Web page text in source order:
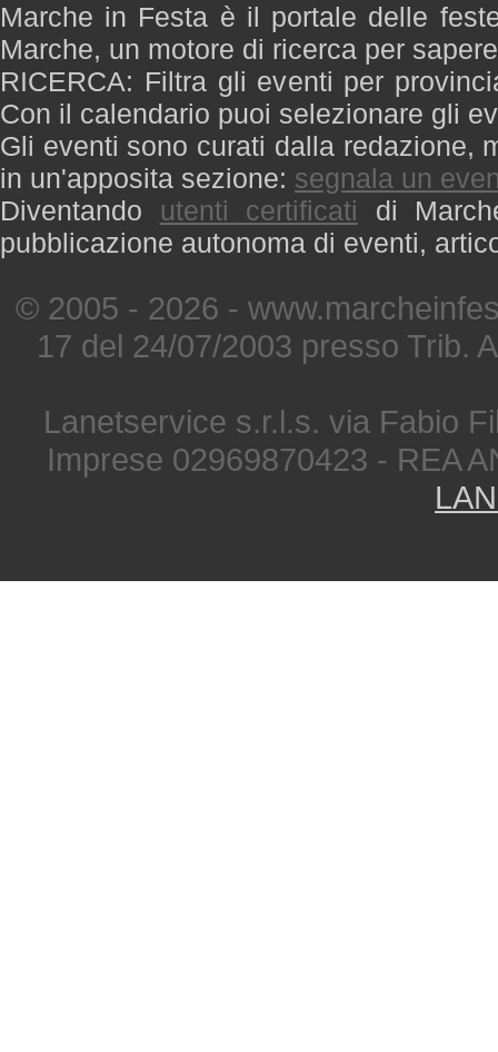
Marche in Festa è il portale delle
Marche, un motore di ricerca per
RICERCA: Filtra gli eventi per
Con il calendario puoi selezionare gli
Gli eventi sono curati dalla redazione,
in un'apposita sezione: segnala un
Diventando utenti certificati di
pubblicazione autonoma di eventi,
© 2005 - 2026 -
17 del 24/07/2003 presso Trib.
Lanetservice s.r.l.s. via Fabio
Imprese 02969870423 - REA